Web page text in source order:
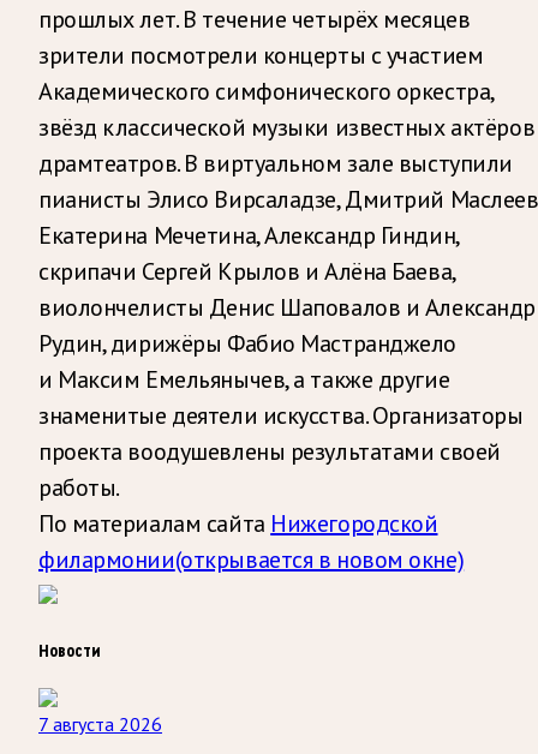
прошлых лет. В течение четырёх месяцев
зрители посмотрели концерты с участием
Академического симфонического оркестра,
звёзд классической музыки известных актёров
драмтеатров. В виртуальном зале выступили
пианисты Элисо Вирсаладзе, Дмитрий
Екатерина Мечетина, Александр Гиндин,
скрипачи Сергей Крылов и Алёна Баева,
виолончелисты Денис Шаповалов и Александр
Рудин, дирижёры Фабио Мастранджело
и Максим Емельянычев, а также другие
знаменитые деятели искусства. Организаторы
проекта воодушевлены результатами своей
работы.
По материалам сайта Нижегородской
филармонии(открывается в новом окне)
Новости
7 августа 2026